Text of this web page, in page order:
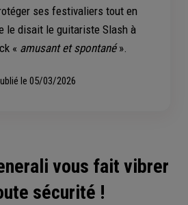
ses festivaliers tout en
le disait le guitariste Slash à
« amusant et spontané».
le 05/03/2026
vous fait vibrer
sécurité !